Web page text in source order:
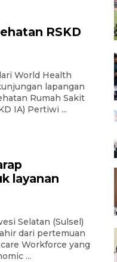
RSKD
World Health
lapangan
Rumah Sakit
IA) Pertiwi ...
layanan
Selatan (Sulsel)
dari pertemuan
Workforce yang
...